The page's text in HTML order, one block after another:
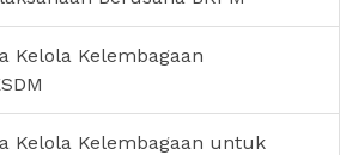
Kelola Kelembagaan
Kelola Kelembagaan untuk